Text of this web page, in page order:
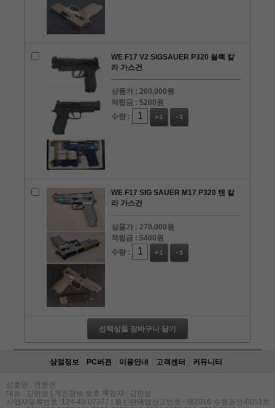
WE F17 V2 SIGSAUER P320 블랙 칼
라 가스건
상품가 :260,000원
적립금 : 5200원
수량 :
+1 -1
WE F17 SIG SAUER M17 P320 탠 칼
라 가스건
상품가 :270,000원
적립금 : 5400원
수량 :
+1 -1
선택상품 장바구니 담기
상점정보 PC버젼 이용안내 고객센터 커뮤니티
상호명 : 건앤건
대표 : 김민성 | 개인정보 보호 책임자 : 김민성
사업자등록번호 :124-40-07377 | 통신판매업신고번호 : 제2016-수원권선-0051호